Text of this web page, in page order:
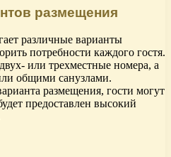
размещения
различные варианты
потребности каждого гостя.
или трехместные номера, а
общими санузлами.
размещения, гости могут
предоставлен высокий